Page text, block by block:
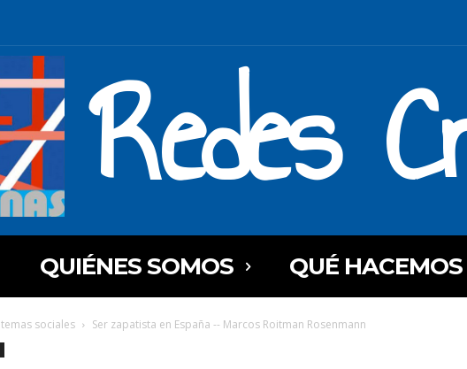
Redes
QUIÉNES SOMOS QUÉ HACEMOS
temas sociales Ser zapatista en España -- Marcos Roitman Rosenmann